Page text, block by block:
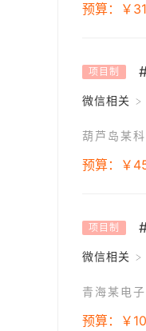
预算：￥
项目制
微信相关 >
预算：￥
项目制
微信相关 >
预算：￥